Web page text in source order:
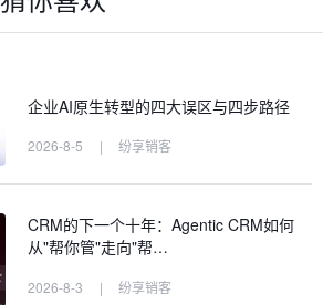
企业AI原生转型的四大误区与四步路径
2026-8-5 | 纷享销客
CRM的下一个十年：Agentic CRM如何
从"帮你管"走向"帮…
2026-8-3 | 纷享销客